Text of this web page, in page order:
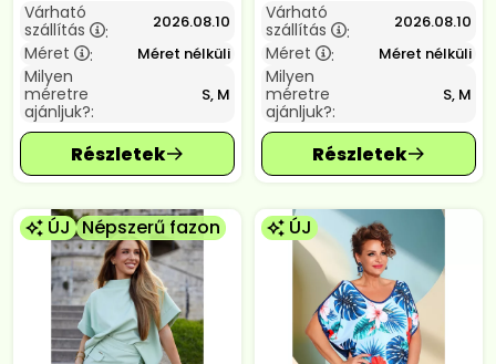
Várható
szállítás
: 2026.08.10
Méret : Méret nélküli
Milyen
méretre
ajánljuk?:
S, M
Várható
szállítás
: 2026.08.10
Méret : Méret nélküli
Milyen
méretre
ajánljuk?:
S, M
ÚJ Népszerű fazon ÚJ